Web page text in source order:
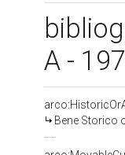
A -
Bene Storico